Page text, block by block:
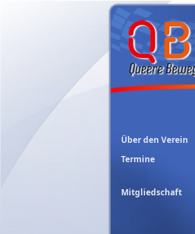
Über den Verein
Termine
Mitgliedschaft